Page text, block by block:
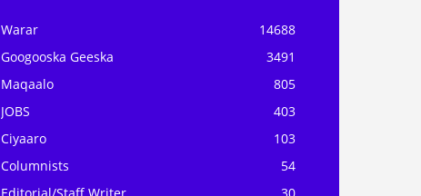
Warar
14688
Googooska Geeska
3491
Maqaalo
805
JOBS
403
Ciyaaro
103
Columnists
54
Editorial/Staff Writer
30